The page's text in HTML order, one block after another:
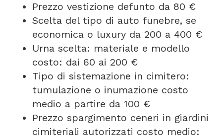
Prezzo vestizione defunto da 80 €
Scelta del tipo di auto funebre, se
economica o luxury da 200 a 400 €
Urna scelta: materiale e modello
costo: dai 60 ai 200 €
Tipo di sistemazione in cimitero:
tumulazione o inumazione costo
medio a partire da 100 €
Prezzo spargimento ceneri in giardini
cimiteriali autorizzati costo medio: